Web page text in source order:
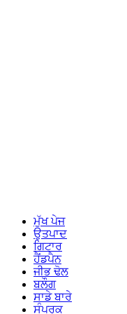
ਮੁੱਖ ਪੇਜ
ਉਤਪਾਦ
ਗਿਟਾਰ
ਹੈਂਡਪੈਨ
ਜੀਭ ਢੋਲ
ਬਲੌਗ
ਸਾਡੇ ਬਾਰੇ
ਸੰਪਰਕ